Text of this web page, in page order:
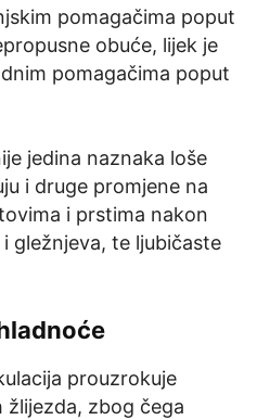
pomagačima poput
obuće, lijek je
pomagačima poput
jedina naznaka loše
i druge promjene na
i prstima nakon
gležnjeva, te ljubičaste
prouzrokuje
žlijezda, zbog čega